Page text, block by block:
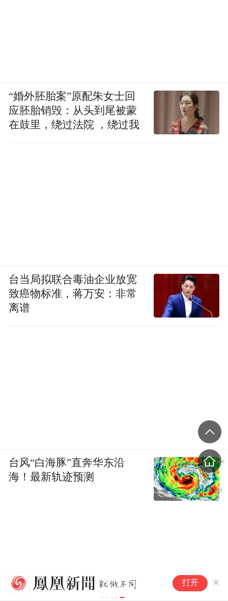
超深 超全 超能 超强 | 上海薇琳
5575全能抗衰为颠覆而来！
打开
“婚外胚胎案”原配朱女士回
应胚胎销毁：从头到尾被蒙
在鼓里，绕过法院 ，绕过我
台当局拟联合毒油企业放宽
致癌物标准，蒋万安：非常
离谱
台风“白海豚”直奔华东沿
海！最新轨迹预测